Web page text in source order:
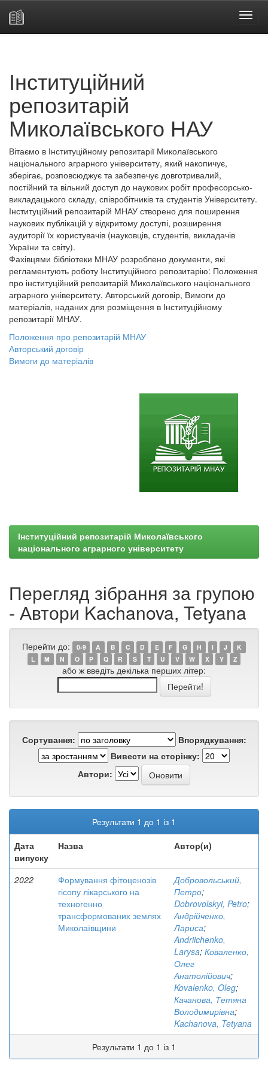
Інституційний
репозитарій
Миколаївського НАУ
Вітаємо в Інституційному репозитарії Миколаївського
національного аграрного університету, який накопичує,
зберігає, розповсюджує та забезпечує довготривалий,
постійний та вільний доступ до наукових робіт професорсько-
викладацького складу, співробітників та студентів Університету.
Інституційний репозитарій МНАУ створено для поширення
наукових публікацій у відкритому доступі, розширення
аудиторії їх користувачів (науковців, студентів, викладачів
України та світу).
Фахівцями бібліотеки МНАУ розроблено документи, які
регламентують роботу Інституційного репозитарію: Положення
про інституційний репозитарій Миколаївського національного
аграрного університету, Авторський договір, Вимоги до
матеріалів, наданих для розміщення в Інституційному
репозитарії МНАУ.
Положення про репозитарій МНАУ
Авторський договір
Вимоги до матеріалів
Інституційний репозитарій Миколаївського
національного аграрного університету
Перегляд зібрання за групою
- Автори Kachanova, Tetyana
Перейти до: 0-9 A B C D E F G H I J
K
L
M N O P Q R S T U V W X Y Z
або ж введіть декілька перших літер:
Сортування:
Впорядкування:
Вивести на сторінку:
Автори:
Результати 1 до 1 із 1
Дата
випуску
Назва Автор(и)
2022
Формування фітоценозів
гісопу лікарського на
техногенно
трансформованих землях
Миколаївщини
Добровольський,
Петро;
Dobrovolskyi, Petro;
Андрійченко,
Лариса;
Andriichenko,
Larysa; Коваленко,
Олег
Анатолійович;
Kovalenko, Oleg;
Качанова, Тетяна
Володимирівна;
Kachanova, Tetyana
Результати 1 до 1 із 1